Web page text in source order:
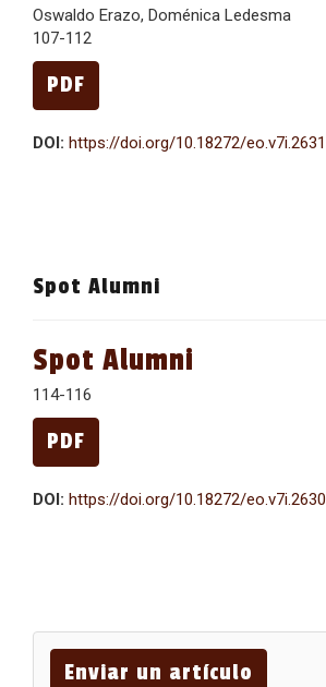
Oswaldo Erazo, Doménica Ledesma
107-112
PDF
DOI: https://doi.org/10.18272/eo.v7i.2631
Spot Alumni
Spot Alumni
114-116
PDF
DOI: https://doi.org/10.18272/eo.v7i.2630
Enviar
un
artículo
Enviar un artículo